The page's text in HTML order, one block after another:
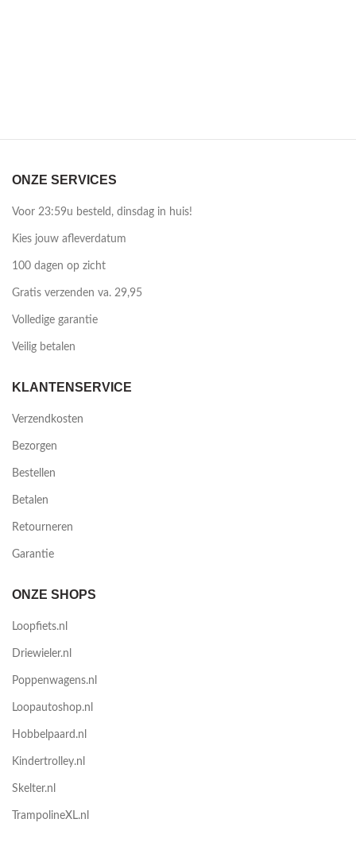
ONZE SERVICES
Voor 23:59u besteld, dinsdag in huis!
Kies jouw afleverdatum
100 dagen op zicht
Gratis verzenden va. 29,95
Volledige garantie
Veilig betalen
KLANTENSERVICE
Verzendkosten
Bezorgen
Bestellen
Betalen
Retourneren
Garantie
ONZE SHOPS
Loopfiets.nl
Driewieler.nl
Poppenwagens.nl
Loopautoshop.nl
Hobbelpaard.nl
Kindertrolley.nl
Skelter.nl
TrampolineXL.nl